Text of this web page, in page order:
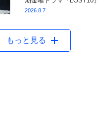
2026.8.7
もっと見る